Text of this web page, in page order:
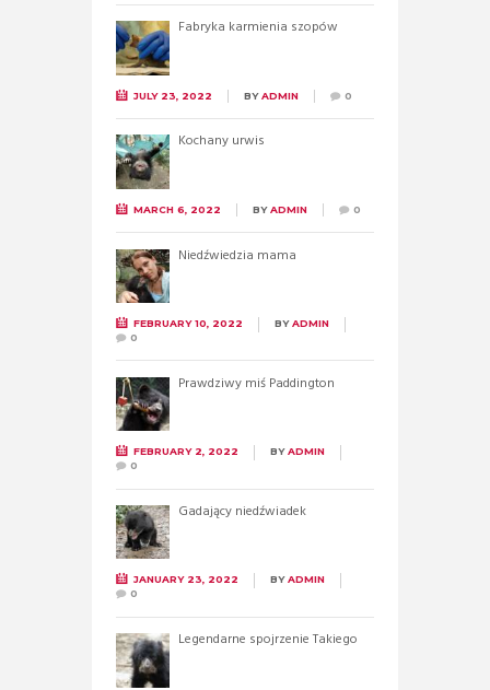
Fabryka karmienia szopów
JULY 23, 2022 BYADMIN 0
Kochany urwis
MARCH 6, 2022 BYADMIN 0
Niedźwiedzia mama
FEBRUARY 10, 2022 BYADMIN
0
Prawdziwy miś Paddington
FEBRUARY 2, 2022 BYADMIN
0
Gadający niedźwiadek
JANUARY 23, 2022 BYADMIN
0
Legendarne spojrzenie Takiego